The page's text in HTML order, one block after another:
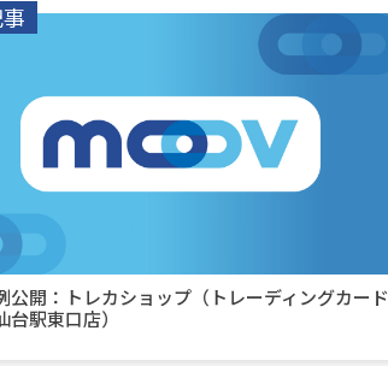
公開：トレカショップ（トレーディングカード
台駅東口店）